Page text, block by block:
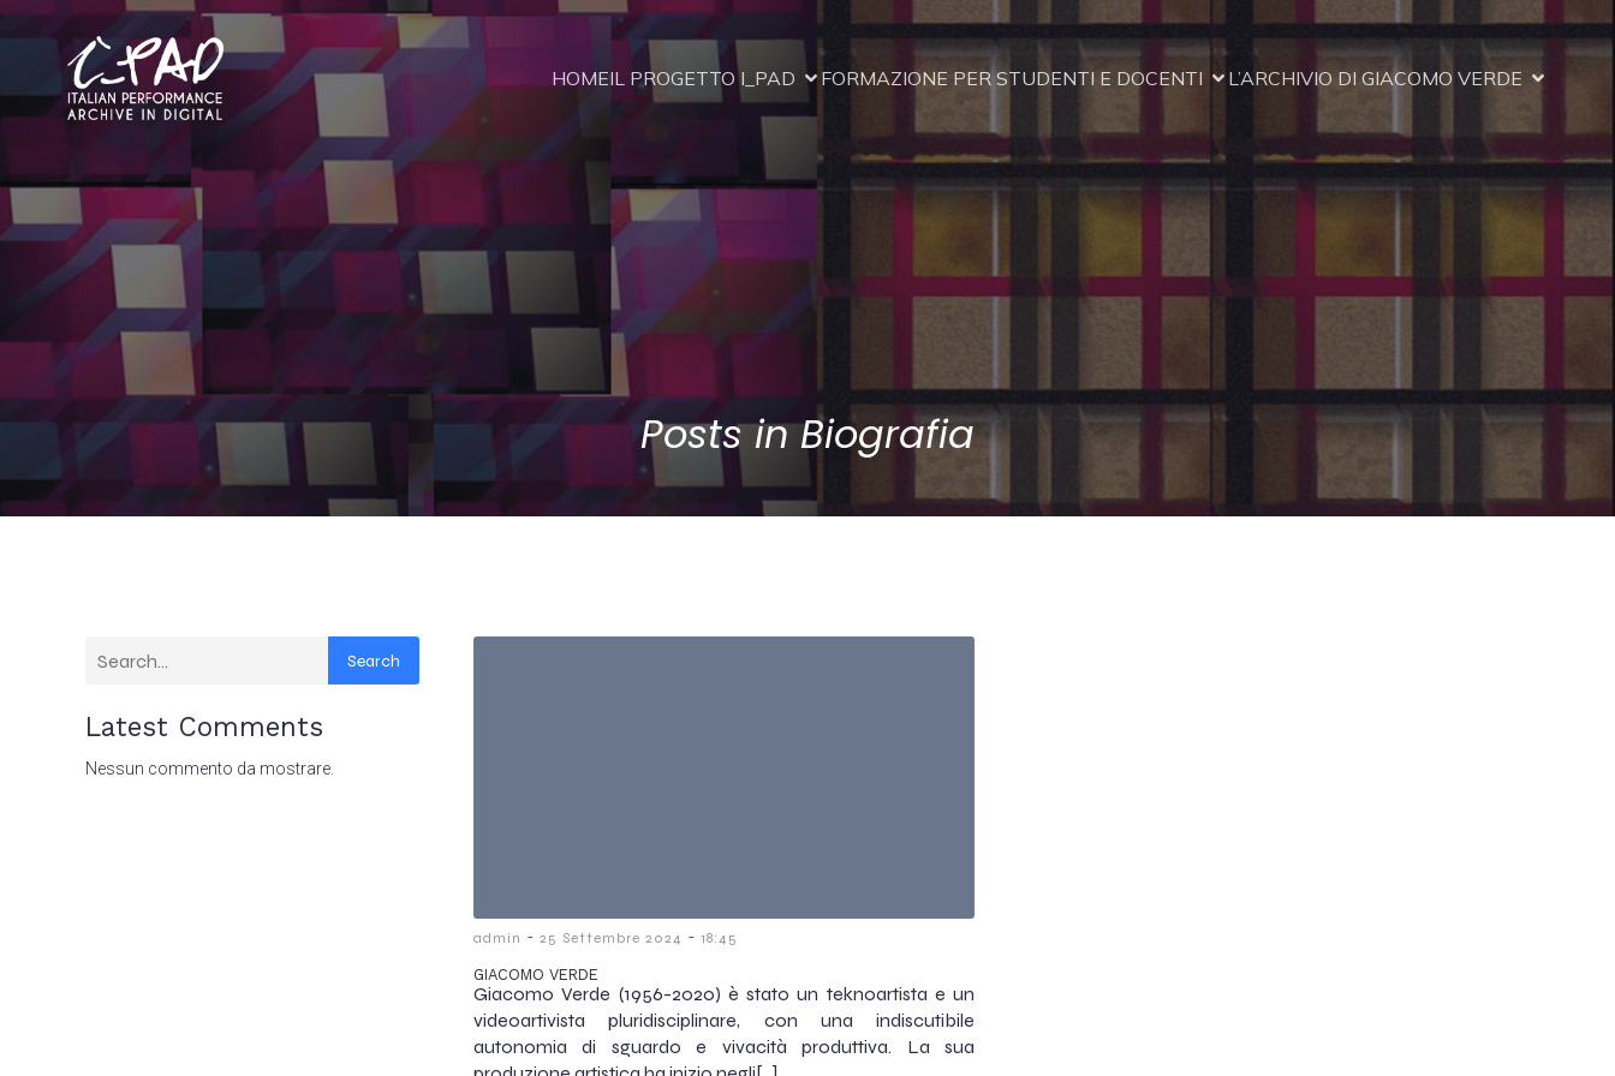
HOMEIL PROGETTO I_PAD FORMAZIONE PER STUDENTI E DOCENTI L’ARCHIVIO DI GIACOMO VERDE
Posts in Biografia
Search
Latest Comments
Nessun commento da mostrare.
admin - 25 Settembre 2024 - 18:45
GIACOMO VERDE
Giacomo Verde (1956-2020) è stato un teknoartista e un
videoartivista pluridisciplinare, con una indiscutibile
autonomia di sguardo e vivacità produttiva. La sua